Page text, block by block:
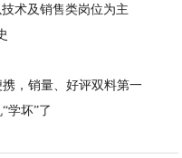
术及销售类岗位为主
，销量、好评双料第一
学坏”了